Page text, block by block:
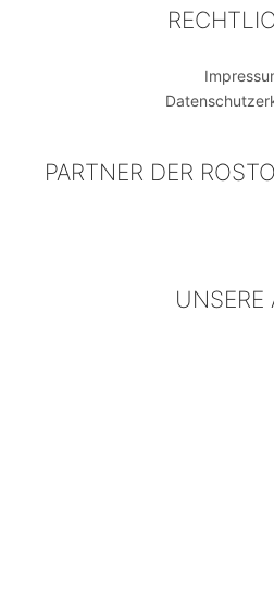
PARTNER DER
UNSERE